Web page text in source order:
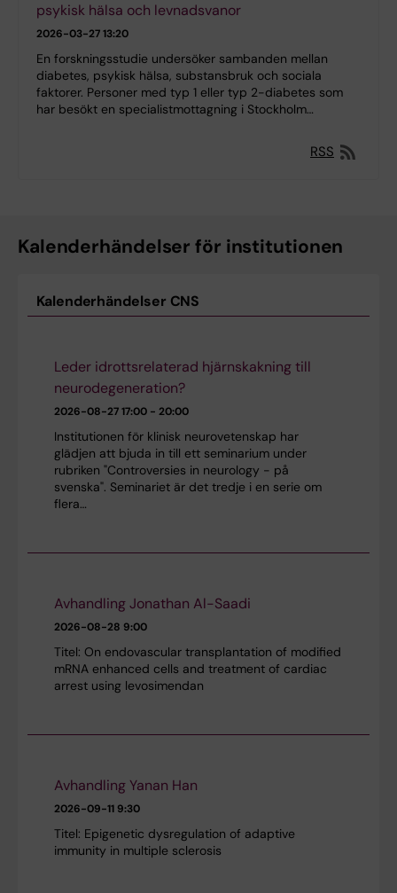
psykisk hälsa och levnadsvanor
2026-03-27 13:20
En forskningsstudie undersöker sambanden mellan
diabetes, psykisk hälsa, substansbruk och sociala
faktorer. Personer med typ 1 eller typ 2-diabetes som
har besökt en specialistmottagning i Stockholm…
RSS
Kalenderhändelser för institutionen
Kalenderhändelser CNS
Leder idrottsrelaterad hjärnskakning till
neurodegeneration?
2026-08-2717:00 - 20:00
Institutionen för klinisk neurovetenskap har
glädjen att bjuda in till ett seminarium under
rubriken "Controversies in neurology - på
svenska". Seminariet är det tredje i en serie om
flera…
Avhandling Jonathan Al-Saadi
2026-08-28 9:00
Titel: On endovascular transplantation of modified
mRNA enhanced cells and treatment of cardiac
arrest using levosimendan
Avhandling Yanan Han
2026-09-11 9:30
Titel: Epigenetic dysregulation of adaptive
immunity in multiple sclerosis